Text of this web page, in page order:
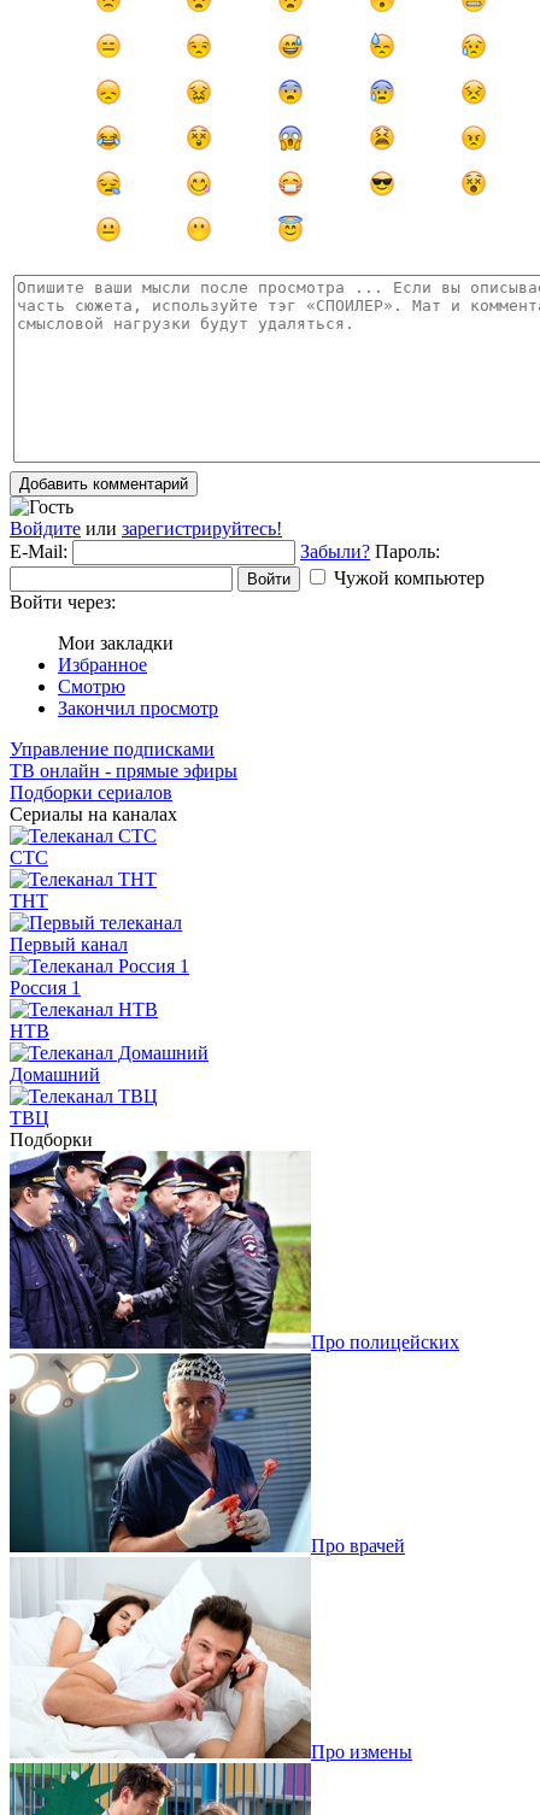
Добавить комментарий
Войдите или зарегистрируйтесь!
E-Mail:
Забыли? Пароль:
Войти
Чужой компьютер
Войти через:
Мои закладки
Избранное
Смотрю
Закончил просмотр
Управление подписками
ТВ онлайн - прямые эфиры
Подборки сериалов
Сериалы на каналах
СТС
ТНТ
Первый канал
Россия 1
НТВ
Домашний
ТВЦ
Подборки
Про полицейских
Про врачей
Про измены